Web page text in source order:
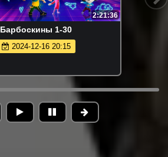
2:21:36
Барбоскины 1-30
2024-12-16 20:15